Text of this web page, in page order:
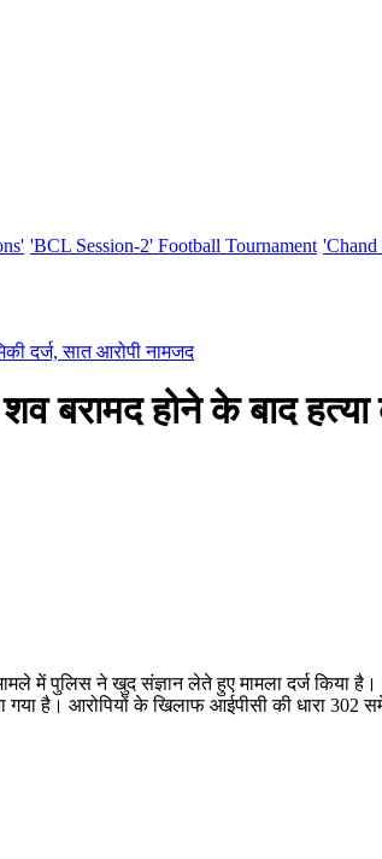
'BCL Session-2' Football Tournament
दर्ज, सात आरोपी नामजद
बरामद होने के बाद हत्या
में पुलिस ने खुद संज्ञान लेते हुए मामला दर्ज किया है।
गया है। आरोपियों के खिलाफ आईपीसी की धारा 302